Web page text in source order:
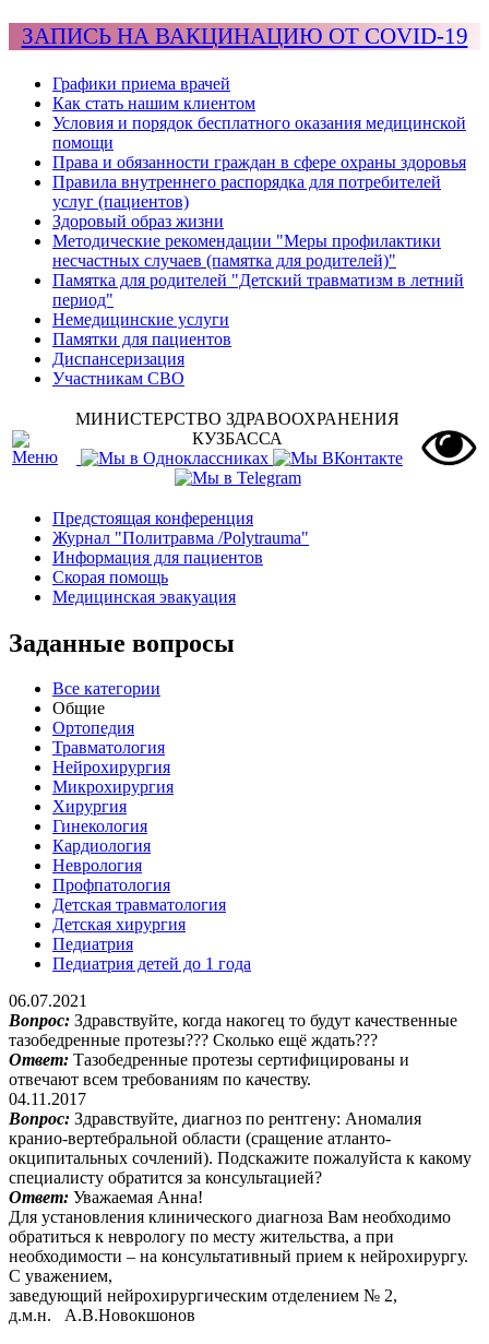
ЗАПИСЬ НА ВАКЦИНАЦИЮ ОТ COVID-19
Графики приема врачей
Как стать нашим клиентом
Условия и порядок бесплатного оказания медицинской
помощи
Права и обязанности граждан в сфере охраны здоровья
Правила внутреннего распорядка для потребителей
услуг (пациентов)
Здоровый образ жизни
Методические рекомендации "Меры профилактики
несчастных случаев (памятка для родителей)"
Памятка для родителей "Детский травматизм в летний
период"
Немедицинские услуги
Памятки для пациентов
Диспансеризация
Участникам СВО
МИНИСТЕРСТВО ЗДРАВООХРАНЕНИЯ
КУЗБАССА
Предстоящая конференция
Журнал "Политравма /Polytrauma"
Информация для пациентов
Скорая помощь
Медицинская эвакуация
Заданные вопросы
Все категории
Общие
Ортопедия
Травматология
Нейрохирургия
Микрохирургия
Хирургия
Гинекология
Кардиология
Неврология
Профпатология
Детская травматология
Детская хирургия
Педиатрия
Педиатрия детей до 1 года
06.07.2021
Вопрос: Здравствуйте, когда накогец то будут качественные
тазобедренные протезы??? Сколько ещё ждать???
Ответ: Тазобедренные протезы сертифицированы и
отвечают всем требованиям по качеству.
04.11.2017
Вопрос: Здравствуйте, диагноз по рентгену: Аномалия
кранио-вертебральной области (сращение атланто-
окципитальных сочлений). Подскажите пожалуйста к какому
специалисту обратится за консультацией?
Ответ: Уважаемая Анна!
Для установления клинического диагноза Вам необходимо
обратиться к неврологу по месту жительства, а при
необходимости – на консультативный прием к нейрохирургу.
С уважением,
заведующий нейрохирургическим отделением № 2,
д.м.н. А.В.Новокшонов